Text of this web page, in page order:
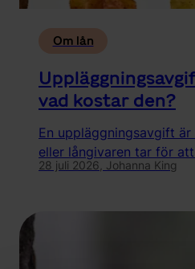
Om lån
vad kostar den?
En uppläggningsavgift
eller långivaren tar för
28 juli 2026, Johanna King